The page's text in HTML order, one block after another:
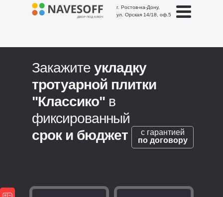
г. Ростов-на-Дону,
ул. Орская 14/18, оф.5
ДВОР ПОД КЛЮЧ
Закажите укладку
тротуарной плитки
"Классико" в
фиксированный
срок и бюджет
с гарантией
по договору